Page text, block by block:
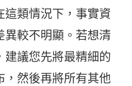
這類情況下，事實資
異較不明顯。若想清
建議您先將最精細的
，然後再將所有其他